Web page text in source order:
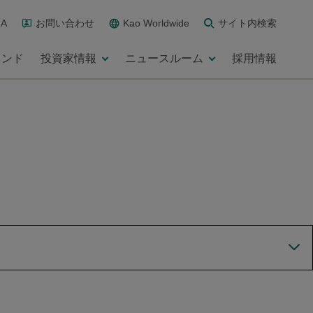
お問い合わせ Kao Worldwide サイト内検索
ド 投資家情報 ニュースルーム 採用情報